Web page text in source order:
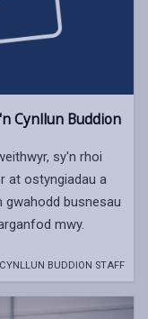
Cynllun Buddion
sy'n rhoi
at ostyngiadau a
gwahodd busnesau
mwy.
BUDDION STAFF